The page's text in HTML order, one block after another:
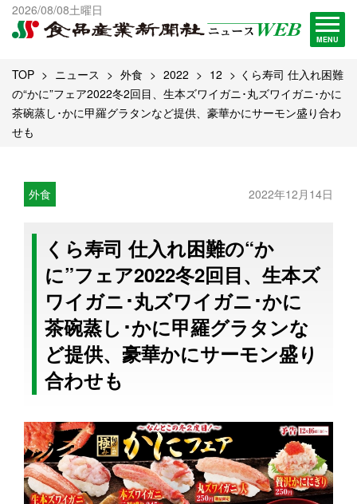
2026/08/08土曜日
MENU
出版物一覧へ
試読・購読申し込み
TOP ニュース 外食 2022 12
くら寿司 仕入れ困難
の“かに”フェア2022冬2回目、生本ズワイガニ･丸ズワイガニ･かに
茶碗蒸し･かに甲羅グラタンなど提供、豪華かにサーモン盛り合わ
せも
外食 2022年12月14日
くら寿司 仕入れ困難の“か
に”フェア2022冬2回目、生本ズ
ワイガニ･丸ズワイガニ･かに
茶碗蒸し･かに甲羅グラタンな
ど提供、豪華かにサーモン盛り
合わせも